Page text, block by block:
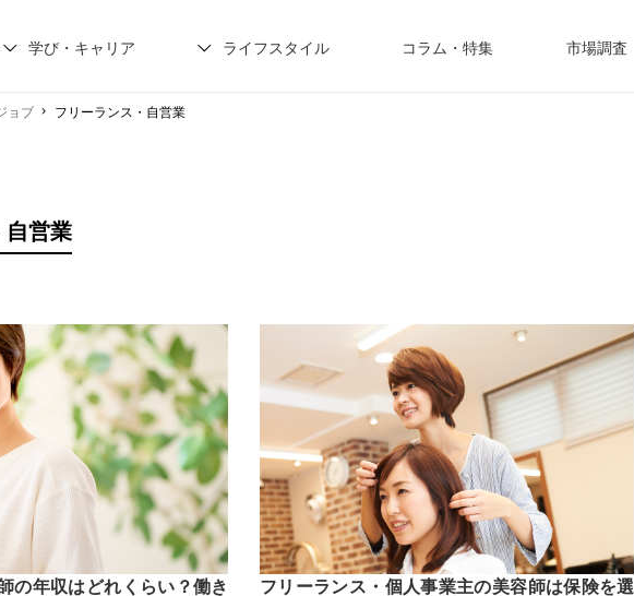
学び・キャリア ライフスタイル コラム・特集 市場調査
ョブ フリーランス・自営業
自営業
の年収はどれくらい？働き
フリーランス・個人事業主の美容師は保険を選